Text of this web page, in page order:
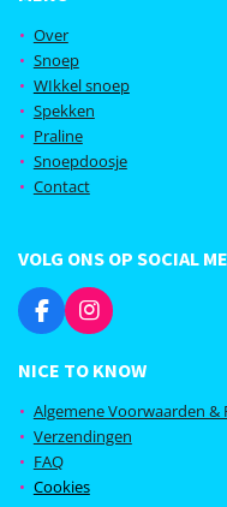
Over
Snoep
WIkkel snoep
Spekken
Praline
Snoepdoosje
Contact
VOLG ONS OP SOCIAL
F
a
c
e
b
o
o
k
I
n
s
a
g
r
m
NICE TO KNOW
Algemene Voorwaarden &
Verzendingen
FAQ
Cookies